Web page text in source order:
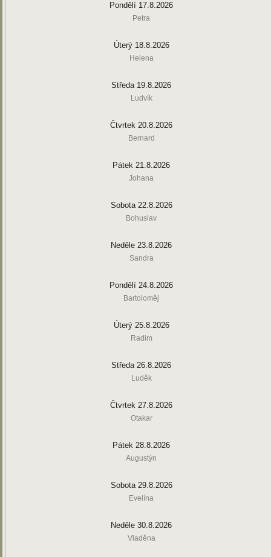
Pondělí 17.8.2026
Petra
Úterý 18.8.2026
Helena
Středa 19.8.2026
Ludvík
Čtvrtek 20.8.2026
Bernard
Pátek 21.8.2026
Johana
Sobota 22.8.2026
Bohuslav
Neděle 23.8.2026
Sandra
Pondělí 24.8.2026
Bartoloměj
Úterý 25.8.2026
Radim
Středa 26.8.2026
Luděk
Čtvrtek 27.8.2026
Otakar
Pátek 28.8.2026
Augustýn
Sobota 29.8.2026
Evelína
Neděle 30.8.2026
Vladěna